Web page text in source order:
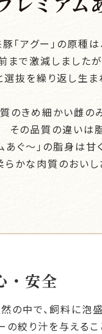
「アグー」の原種
で激減しましたが
抜を繰り返し生ま
質のきめ細かい雌
その品質の違いは
あぐ～」の脂身は甘
らかな肉質のおいし
・安全
の中で、飼料に泡
の絞り汁を与えるこ